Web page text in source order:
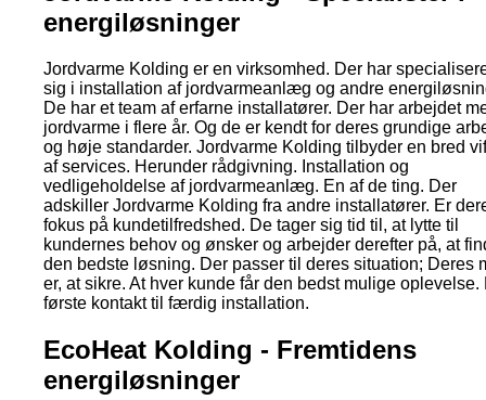
energiløsninger
Jordvarme Kolding er en virksomhed. Der har
sig i installation af jordvarmeanlæg og andre
De har et team af erfarne installatører. Der har arbejdet
jordvarme i flere år. Og de er kendt for deres grundige
og høje standarder. Jordvarme Kolding tilbyder en bred
af services. Herunder rådgivning. Installation og
vedligeholdelse af jordvarmeanlæg. En af de ting. Der
adskiller Jordvarme Kolding fra andre installatører. Er
fokus på kundetilfredshed. De tager sig tid til, at lytte til
kundernes behov og ønsker og arbejder derefter på, at
den bedste løsning. Der passer til deres situation; Deres
er, at sikre. At hver kunde får den bedst mulige oplevelse.
første kontakt til færdig installation.
EcoHeat Kolding - Fremtidens
energiløsninger